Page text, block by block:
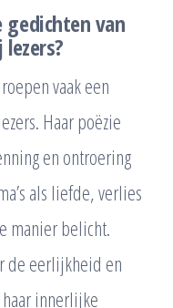
gedichten van
vaak een
Haar poëzie
en ontroering
als liefde, verlies
manier belicht.
de eerlijkheid en
haar innerlijke